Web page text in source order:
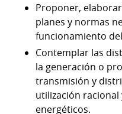
Proponer,
planes y normas
funcionamiento
Contemplar las
la generación o
transmisión y
utilización
energéticos.